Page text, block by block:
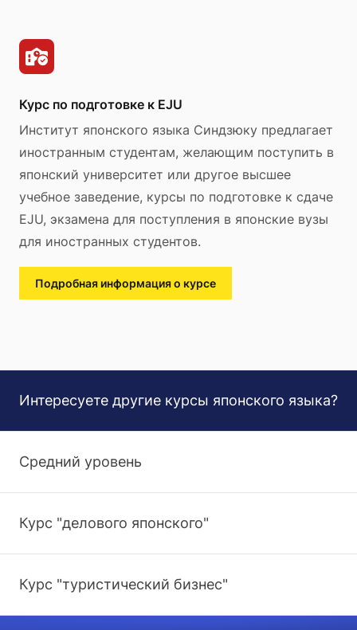
Курс по подготовке к EJU
Институт японского языка Синдзюку предлагает
иностранным студентам, желающим поступить в
японский университет или другое высшее
учебное заведение, курсы по подготовке к сдаче
EJU, экзамена для поступления в японские вузы
для иностранных студентов.
Подробная информация о курсе
Интересуете другие курсы японского языка?
Средний уровень
Курс "делового японского"
Курс "туристический бизнес"